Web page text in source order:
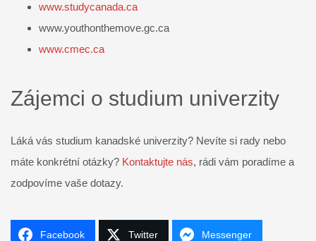
www.studycanada.ca
www.youthonthemove.gc.ca
www.cmec.ca
Zájemci o studium univerzity
Láká vás studium kanadské univerzity? Nevíte si rady nebo
máte konkrétní otázky? Kontaktujte nás, rádi vám poradíme a
zodpovíme vaše dotazy.
Facebook Twitter Messenger